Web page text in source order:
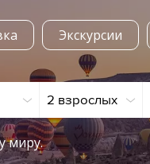
Экскурсии
2 взрослых
миру.